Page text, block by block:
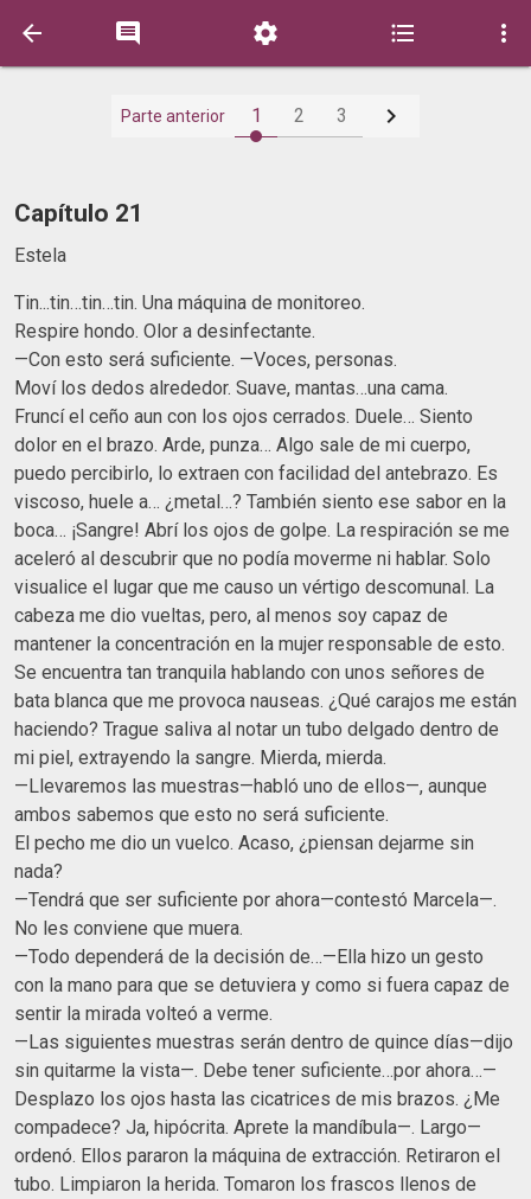
    
Parte anterior 1 2 3 
Capítulo 21
Estela
Tin...tin…tin…tin. Una máquina de monitoreo.
Respire hondo. Olor a desinfectante.
—Con esto será suficiente. —Voces, personas.
Moví los dedos alrededor. Suave, mantas…una cama.
Fruncí el ceño aun con los ojos cerrados. Duele… Siento
dolor en el brazo. Arde, punza… Algo sale de mi cuerpo,
puedo percibirlo, lo extraen con facilidad del antebrazo. Es
viscoso, huele a… ¿metal…? También siento ese sabor en la
boca… ¡Sangre! Abrí los ojos de golpe. La respiración se me
aceleró al descubrir que no podía moverme ni hablar. Solo
visualice el lugar que me causo un vértigo descomunal. La
cabeza me dio vueltas, pero, al menos soy capaz de
mantener la concentración en la mujer responsable de esto.
Se encuentra tan tranquila hablando con unos señores de
bata blanca que me provoca nauseas. ¿Qué carajos me están
haciendo? Trague saliva al notar un tubo delgado dentro de
mi piel, extrayendo la sangre. Mierda, mierda.
—Llevaremos las muestras—habló uno de ellos—, aunque
ambos sabemos que esto no será suficiente.
El pecho me dio un vuelco. Acaso, ¿piensan dejarme sin
nada?
—Tendrá que ser suficiente por ahora—contestó Marcela—.
No les conviene que muera.
—Todo dependerá de la decisión de…—Ella hizo un gesto
con la mano para que se detuviera y como si fuera capaz de
sentir la mirada volteó a verme.
—Las siguientes muestras serán dentro de quince días—dijo
sin quitarme la vista—. Debe tener suficiente…por ahora…—
Desplazo los ojos hasta las cicatrices de mis brazos. ¿Me
compadece? Ja, hipócrita. Aprete la mandíbula—. Largo—
ordenó. Ellos pararon la máquina de extracción. Retiraron el
tubo. Limpiaron la herida. Tomaron los frascos llenos de